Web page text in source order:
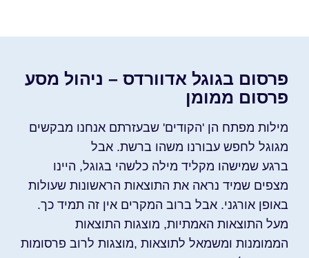
פרסום בגוגל אדוורדס – ניהול מסע
פרסום ממומן
מילות מפתח הן 'הקודים' שבעזרתם אנחנו מבקשים
מגוגל לחפש עבורנו משהו ברשת. אבל
ברגע שמישהו מקליד מילה כלשהי בגוגל, היינו
מצפים שמיד נראה את התוצאות הראשונות שעולות
באופן אורגני. אבל ברוב המקרים אין זה תמיד כך.
מעל התוצאות האמתיות, מוצגות התוצאות
הממומנות ומשמאל לתוצאות ,מוצגות לרוב פרסומות